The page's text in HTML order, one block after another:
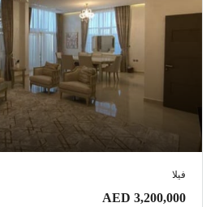
فيلا
AED 3,200,000